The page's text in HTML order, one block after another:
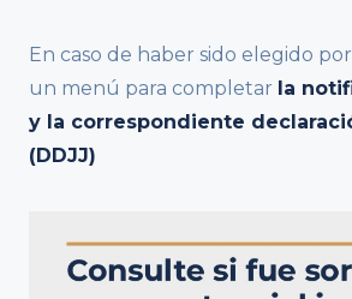
En caso de haber sido elegido
un menú para completar la
y la correspondiente
(DDJJ)